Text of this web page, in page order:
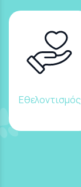
Εθελοντισμός